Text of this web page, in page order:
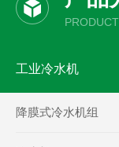
工业冷水机
降膜式冷水机组